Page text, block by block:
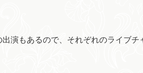
演もあるので、それぞれのライブ